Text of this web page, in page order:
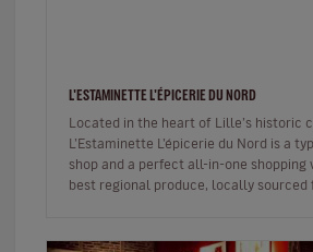
L'ESTAMINETTE L'ÉPICERIE DU NORD
Located in the heart of Lille’s historic
L’Estaminette L’épicerie du Nord is a
shop and a perfect all-in-one shopping
best regional produce, locally sourced